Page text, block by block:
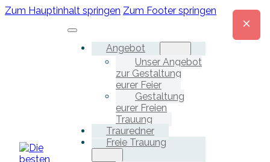
Zum Hauptinhalt springen Zum Footer springen
Angebot
Unser Angebot
zur Gestaltung
eurer Feier
Gestaltung
eurer Freien
Trauung
Trauredner
Freie Trauung